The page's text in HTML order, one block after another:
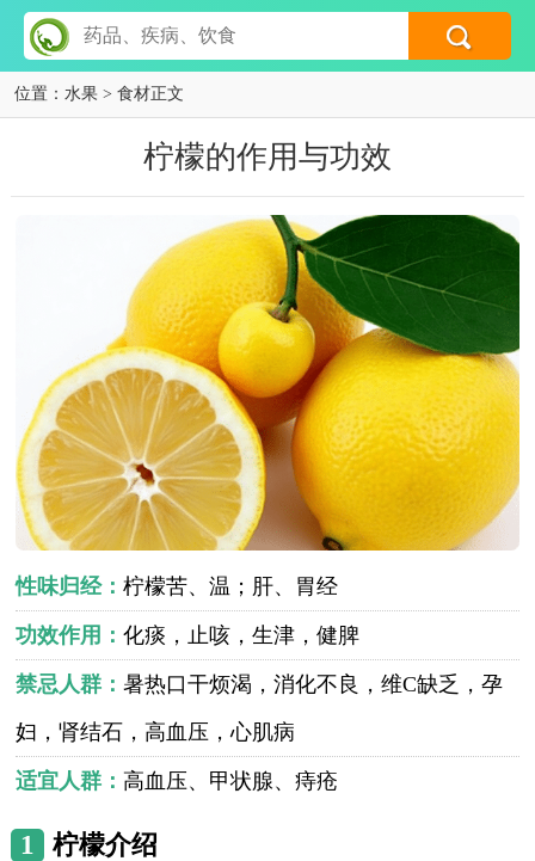
位置： 水果 > 食材正文
柠檬的作用与功效
性味归经：柠檬苦、温；肝、胃经
功效作用：化痰，止咳，生津，健脾
禁忌人群：暑热口干烦渴，消化不良，维C缺乏，孕
妇，肾结石，高血压，心肌病
适宜人群：高血压、甲状腺、痔疮
1 柠檬介绍